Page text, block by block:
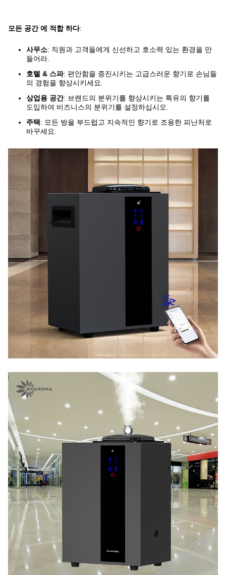
모든 공간 에 적합 하다:
사무소: 직원과 고객들에게 신선하고 호소력 있는 환경을 만
들어라.
호텔 & 스파: 편안함을 증진시키는 고급스러운 향기로 손님들
의 경험을 향상시키세요.
상업용 공간: 브랜드의 분위기를 향상시키는 특유의 향기를
도입하여 비즈니스의 분위기를 설정하십시오.
주택: 모든 방을 부드럽고 지속적인 향기로 조용한 피난처로
바꾸세요.